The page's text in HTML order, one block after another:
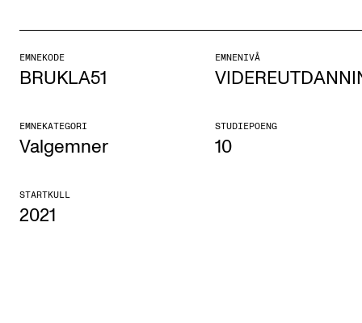
STUDENTLIV
Søknad og opptak
Fagmiljøer
EMNEKODE
BRUKLA51
EMNENIVÅ
EMNEKATEGORI
Valgemner
STUDIEPOENG
10
STARTKULL
2021